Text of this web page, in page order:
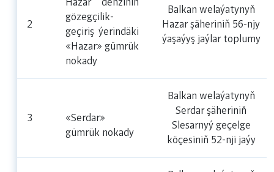
2
Hazar deňziniň
gözegçilik-
geçiriş ýerindäki
«Hazar» gümrük
nokady
Balkan welaýatynyň
Hazar şäheriniň 56-njy
ýaşaýyş jaýlar toplumy
3
«Serdar»
gümrük nokady
Balkan welaýatynyň
Serdar şäheriniň
Slesarnyý geçelge
köçesiniň 52-nji jaýy